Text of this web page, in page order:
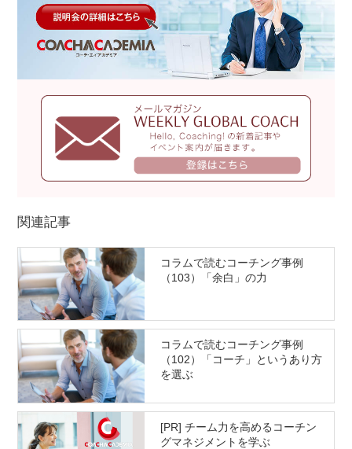
関連記事
コラムで読むコーチング事例
（103）「余白」の力
コラムで読むコーチング事例
（102）「コーチ」というあり方
を選ぶ
[PR] チーム力を高めるコーチン
グマネジメントを学ぶ